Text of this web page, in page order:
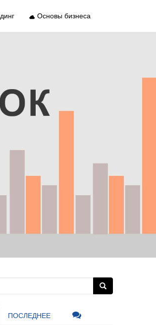
Основы бизнеса
ПОСЛЕДНЕЕ